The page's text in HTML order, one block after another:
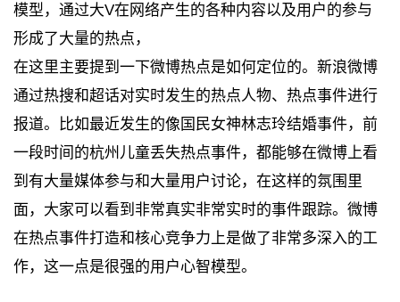
模型，通过大V在网络产生的各种内容以及用户的参与
形成了大量的热点，
在这里主要提到一下微博热点是如何定位的。新浪微博
通过热搜和超话对实时发生的热点人物、热点事件进行
报道。比如最近发生的像国民女神林志玲结婚事件，前
一段时间的杭州儿童丢失热点事件，都能够在微博上看
到有大量媒体参与和大量用户讨论，在这样的氛围里
面，大家可以看到非常真实非常实时的事件跟踪。微博
在热点事件打造和核心竞争力上是做了非常多深入的工
作，这一点是很强的用户心智模型。